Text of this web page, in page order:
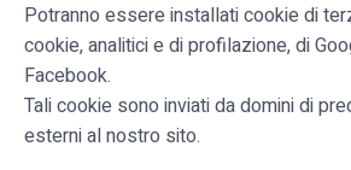
Potranno essere installati cookie di
cookie, analitici e di profilazione, di
Facebook.
Tali cookie sono inviati da domini di
esterni al nostro sito.